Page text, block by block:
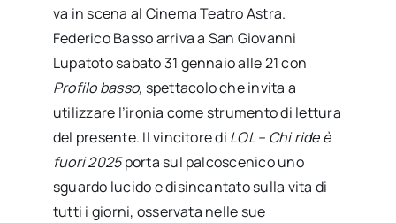
va in scena al Cinema Teatro Astra.
Federico Basso arriva a San Giovanni
Lupatoto sabato 31 gennaio alle 21 con
Profilo basso, spettacolo che invita a
utilizzare l’ironia come strumento di lettura
del presente. Il vincitore di LOL – Chi ride è
fuori 2025porta sul palcoscenico uno
sguardo lucido e disincantato sulla vita di
tutti i giorni, osservata nelle sue